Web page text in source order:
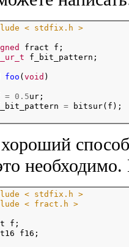
< stdfix.h >
fract f;
f_bit_pattern;
foo (void )
= 0.5ur;
=
< stdfix.h >
< fract.h >
f;
f16;